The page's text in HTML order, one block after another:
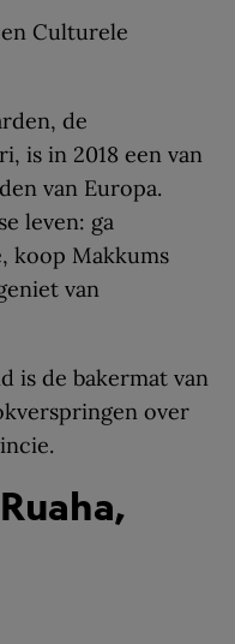
Culturele
de
is in 2018 een van
van Europa.
leven: ga
koop Makkums
van
is de bakermat van
over